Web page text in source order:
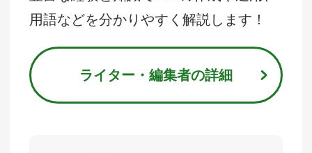
用語などを分かりやすく解説します！
ライター・編集者の詳細